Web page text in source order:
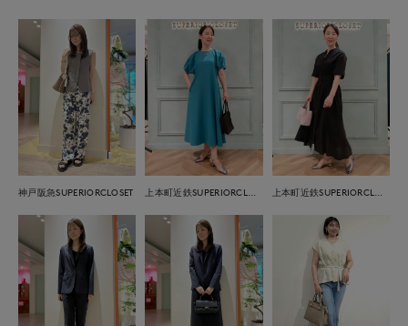
神戸阪急SUPERIORCLOSET